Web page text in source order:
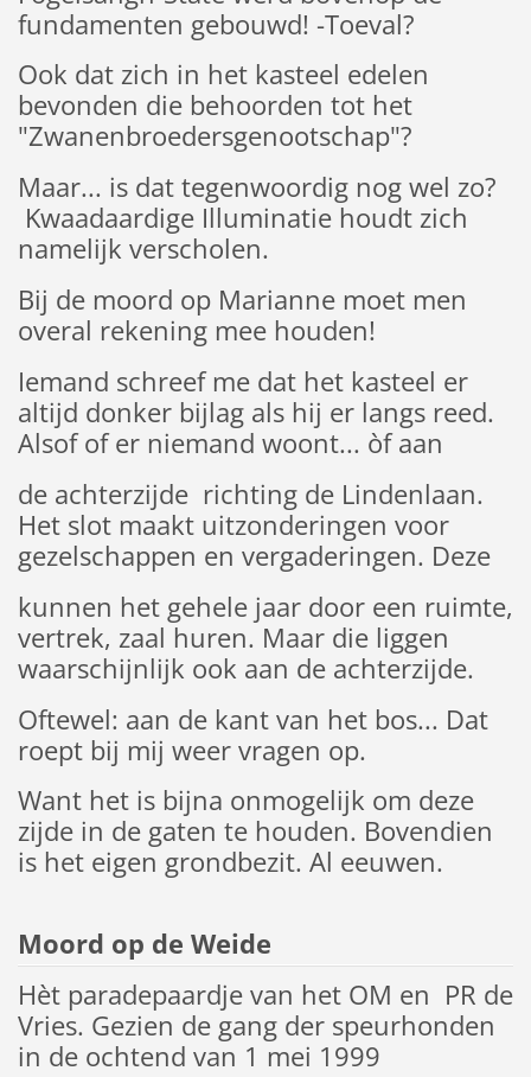
fundamenten gebouwd! -Toeval?
Ook dat zich in het kasteel edelen
bevonden die behoorden tot het
"Zwanenbroedersgenootschap"?
Maar... is dat tegenwoordig nog wel zo?
Kwaadaardige Illuminatie houdt zich
namelijk verscholen.
Bij de moord op Marianne moet men
overal rekening mee houden!
Iemand schreef me dat het kasteel er
altijd donker bijlag als hij er langs reed.
Alsof of er niemand woont... òf aan
de achterzijde richting de Lindenlaan.
Het slot maakt uitzonderingen voor
gezelschappen en vergaderingen. Deze
kunnen het gehele jaar door een ruimte,
vertrek, zaal huren. Maar die liggen
waarschijnlijk ook aan de achterzijde.
Oftewel: aan de kant van het bos... Dat
roept bij mij weer vragen op.
Want het is bijna onmogelijk om deze
zijde in de gaten te houden. Bovendien
is het eigen grondbezit. Al eeuwen.
Moord op de Weide
Hèt paradepaardje van het OM en PR de
Vries. Gezien de gang der speurhonden
in de ochtend van 1 mei 1999